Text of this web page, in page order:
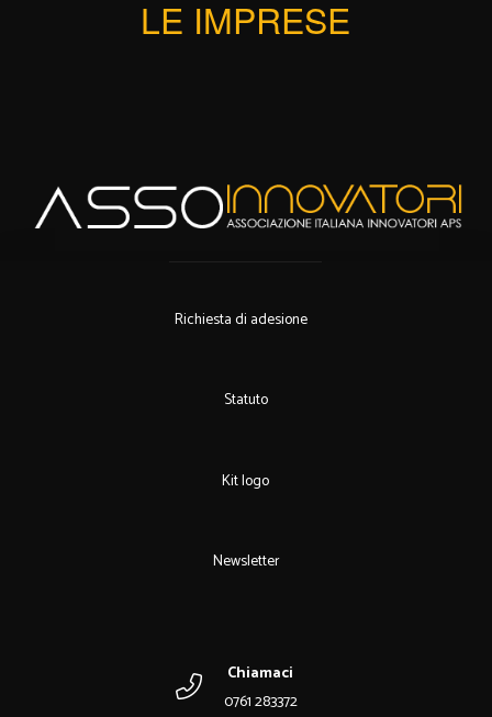
LE IMPRESE
Richiesta di adesione
Statuto
Kit logo
Newsletter
Chiamaci
0761 283372